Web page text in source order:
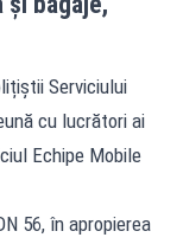
Serviciului
cu lucrători ai
Echipe Mobile
56, în apropierea